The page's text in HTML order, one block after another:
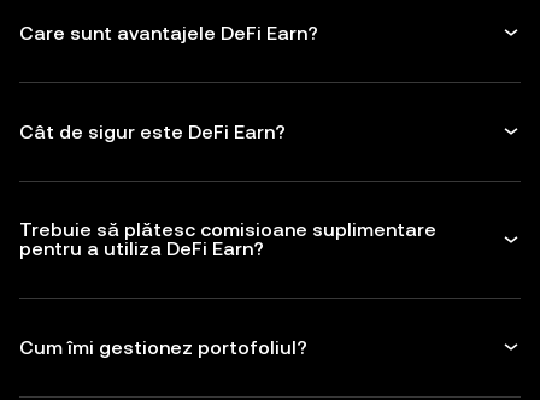
Care sunt avantajele DeFi Earn?
Cât de sigur este DeFi Earn?
Trebuie să plătesc comisioane suplimentare
pentru a utiliza DeFi Earn?
Cum îmi gestionez portofoliul?